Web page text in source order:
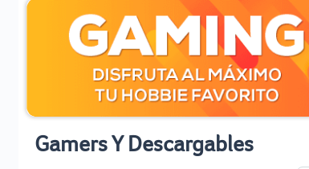
Gamers Y Descargables